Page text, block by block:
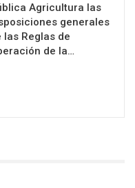
Agricultura las
generales
las Reglas de
de la…